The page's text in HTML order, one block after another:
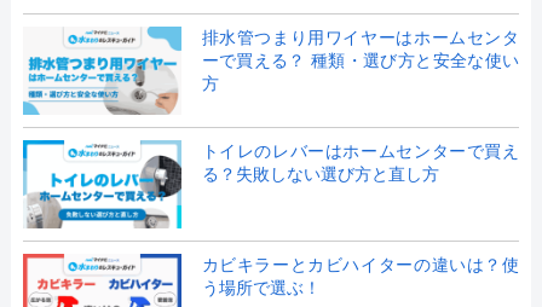
排水管つまり用ワイヤーはホームセンタ
ーで買える？ 種類・選び方と安全な使い
方
トイレのレバーはホームセンターで買え
る？失敗しない選び方と直し方
カビキラーとカビハイターの違いは？使
う場所で選ぶ！